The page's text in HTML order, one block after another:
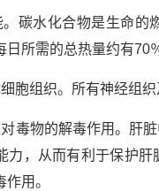
碳水化合物是生命的
日所需的总热量约有70
胞组织。所有神经组
毒物的解毒作用。肝
力，从而有利于保护
用。